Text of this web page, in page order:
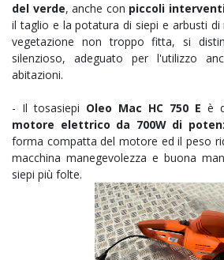
del verde, anche con piccoli
il taglio e la potatura di siepi e arbusti
vegetazione non troppo fitta, si
silenzioso, adeguato per l'utilizzo
abitazioni.
- Il tosasiepi Oleo Mac HC 750 E è
motore elettrico da 700W di
forma compatta del motore ed il peso
macchina manegevolezza e buona
siepi più folte.